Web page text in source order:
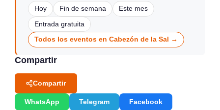
Hoy Fin de semana Este mes
Entrada gratuita
Todos los eventos en Cabezón de la Sal →
Compartir
Compartir
WhatsApp Telegram Facebook